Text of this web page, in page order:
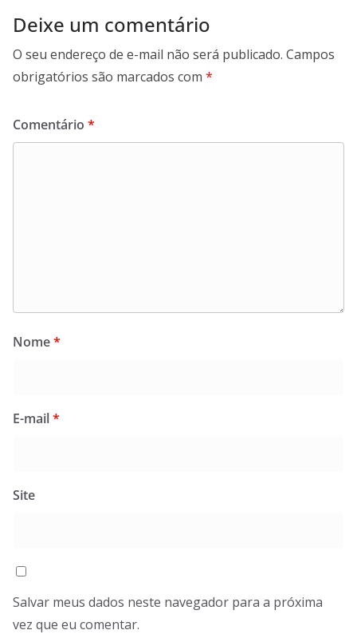
Deixe um comentário
O seu endereço de e-mail não será publicado. Campos
obrigatórios são marcados com *
Comentário *
Nome*
E-mail*
Site
Salvar meus dados neste navegador para a próxima
vez que eu comentar.